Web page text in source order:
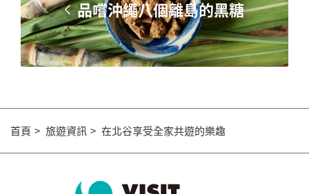
品嚐沖繩八個離島的黑糖
首頁 旅遊資訊 在北谷享受全家共遊的樂趣